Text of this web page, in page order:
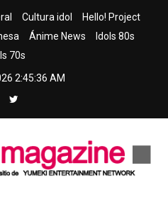
Cultura idol
Hello! Project
Ánime News
Idols 80s
70s
2:45:37 AM